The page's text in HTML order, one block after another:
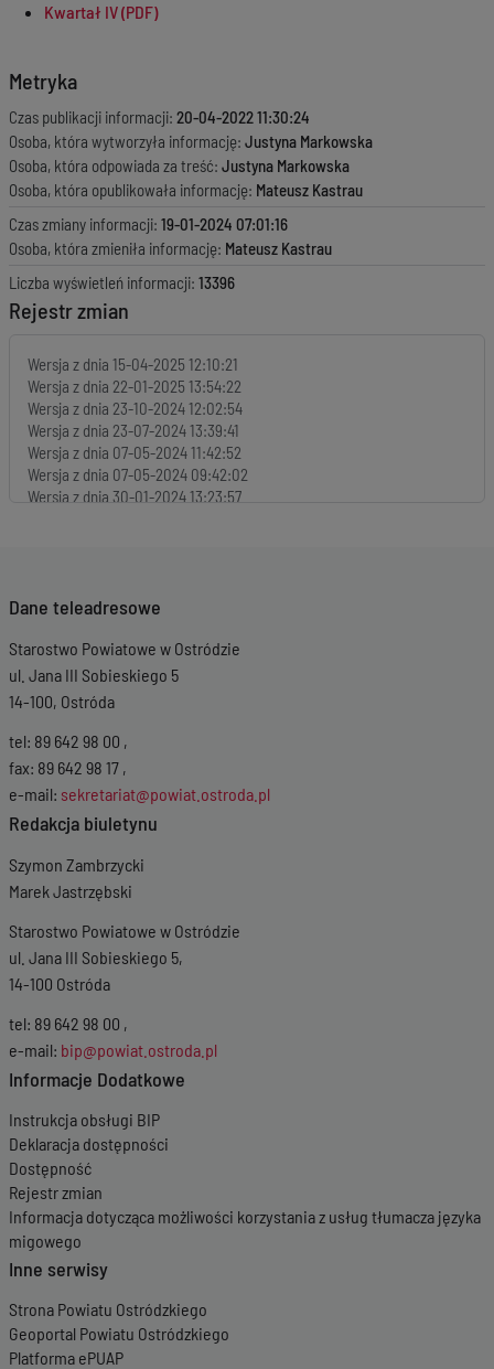
Kwartał IV (PDF)
Metryka
Czas publikacji informacji: 20-04-2022 11:30:24
Osoba, która wytworzyła informację: Justyna Markowska
Osoba, która odpowiada za treść: Justyna Markowska
Osoba, która opublikowała informację: Mateusz Kastrau
Czas zmiany informacji: 19-01-2024 07:01:16
Osoba, która zmieniła informację: Mateusz Kastrau
Liczba wyświetleń informacji: 13396
Rejestr zmian
Wersja z dnia 15-04-2025 12:10:21
Wersja z dnia 22-01-2025 13:54:22
Wersja z dnia 23-10-2024 12:02:54
Wersja z dnia 23-07-2024 13:39:41
Wersja z dnia 07-05-2024 11:42:52
Wersja z dnia 07-05-2024 09:42:02
Wersja z dnia 30-01-2024 13:23:57
Wersja z dnia19-01-2023 13:01:45
Wersja z dnia18-07-2022 12:55:35
Wersja z dnia20-04-2022 11:30:24
Dane teleadresowe
Starostwo Powiatowe w Ostródzie
ul. Jana III Sobieskiego 5
14-100, Ostróda
tel: 89 642 98 00 ,
fax: 89 642 98 17 ,
e-mail: sekretariat@powiat.ostroda.pl
Redakcja biuletynu
Szymon Zambrzycki
Marek Jastrzębski
Starostwo Powiatowe w Ostródzie
ul. Jana III Sobieskiego 5,
14-100 Ostróda
tel: 89 642 98 00 ,
e-mail: bip@powiat.ostroda.pl
Informacje Dodatkowe
Instrukcja obsługi BIP
Deklaracja dostępności
Dostępność
Rejestr zmian
Informacja dotycząca możliwości korzystania z usług tłumacza języka
migowego
Inne serwisy
Strona Powiatu Ostródzkiego
Geoportal Powiatu Ostródzkiego
Platforma ePUAP